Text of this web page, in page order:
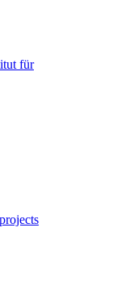
für